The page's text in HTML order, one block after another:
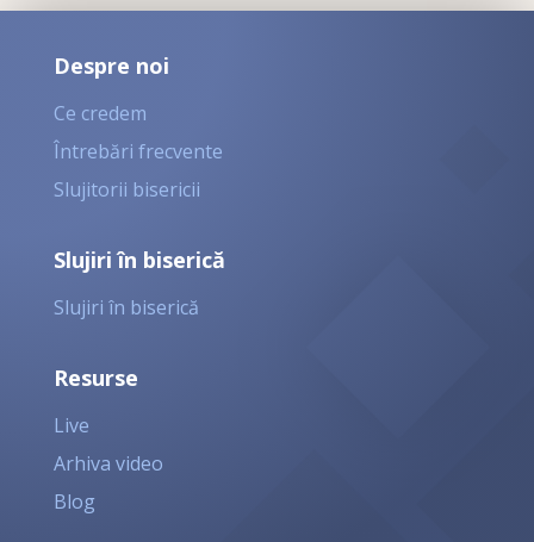
Despre noi
Ce credem
Întrebări frecvente
Slujitorii bisericii
Slujiri în biserică
Slujiri în biserică
Resurse
Live
Arhiva video
Blog